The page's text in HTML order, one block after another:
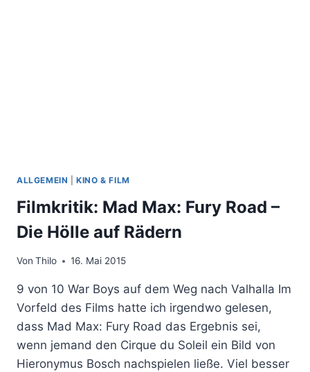
ALLGEMEIN |KINO & FILM
Filmkritik: Mad Max: Fury Road –
Die Hölle auf Rädern
Von Thilo 16. Mai 2015
9 von 10 War Boys auf dem Weg nach Valhalla Im
Vorfeld des Films hatte ich irgendwo gelesen,
dass Mad Max: Fury Road das Ergebnis sei,
wenn jemand den Cirque du Soleil ein Bild von
Hieronymus Bosch nachspielen ließe. Viel besser